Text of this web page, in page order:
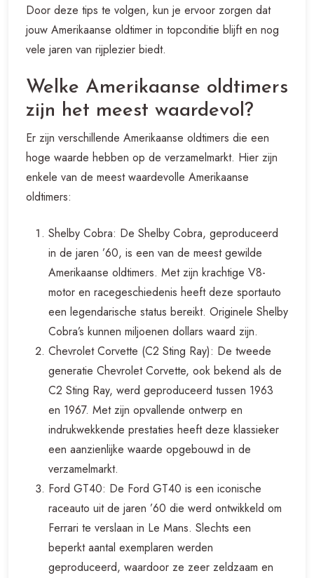
Door deze tips te volgen, kun je ervoor zorgen dat
jouw Amerikaanse oldtimer in topconditie blijft en nog
vele jaren van rijplezier biedt.
Welke Amerikaanse oldtimers
zijn het meest waardevol?
Er zijn verschillende Amerikaanse oldtimers die een
hoge waarde hebben op de verzamelmarkt. Hier zijn
enkele van de meest waardevolle Amerikaanse
oldtimers:
Shelby Cobra: De Shelby Cobra, geproduceerd
in de jaren ’60, is een van de meest gewilde
Amerikaanse oldtimers. Met zijn krachtige V8-
motor en racegeschiedenis heeft deze sportauto
een legendarische status bereikt. Originele Shelby
Cobra’s kunnen miljoenen dollars waard zijn.
Chevrolet Corvette (C2 Sting Ray): De tweede
generatie Chevrolet Corvette, ook bekend als de
C2 Sting Ray, werd geproduceerd tussen 1963
en 1967. Met zijn opvallende ontwerp en
indrukwekkende prestaties heeft deze klassieker
een aanzienlijke waarde opgebouwd in de
verzamelmarkt.
Ford GT40: De Ford GT40 is een iconische
raceauto uit de jaren ’60 die werd ontwikkeld om
Ferrari te verslaan in Le Mans. Slechts een
beperkt aantal exemplaren werden
geproduceerd, waardoor ze zeer zeldzaam en